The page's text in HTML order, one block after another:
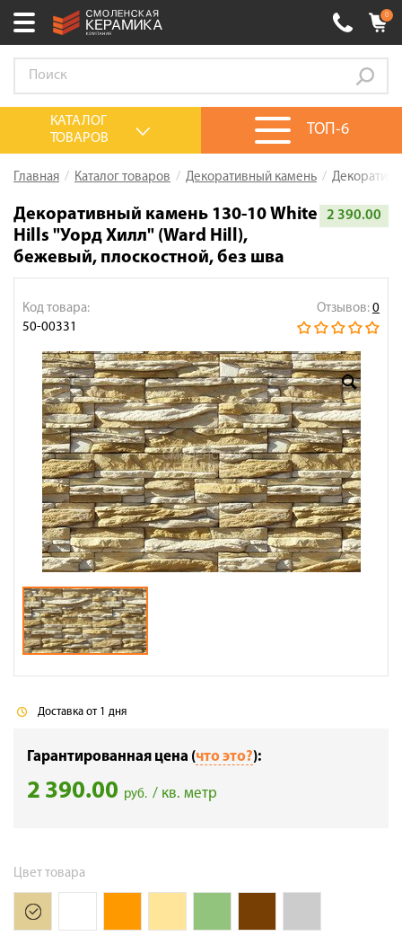
Выберите ваш город:
+7 (4812) 548-777
0 товаров на сумму0.00руб.
Акции
О компании
Сервис
Доставка
Сотрудничество
Галерея объектов
Контакты
0
ТОП-6
КАТАЛОГ
ТОВАРОВ
Главная Каталог товаров Декоративный камень
Декоративный камень 130-10 White
Hills "Уорд Хилл" (Ward Hill),
бежевый, плоскостной, без шва
2 390.00
Отзывов: 0
Код товара:
50-00331
Доставка от 1 дня
Гарантированная цена (что это?):
2 390.00 руб. / кв. метр
Цвет товара